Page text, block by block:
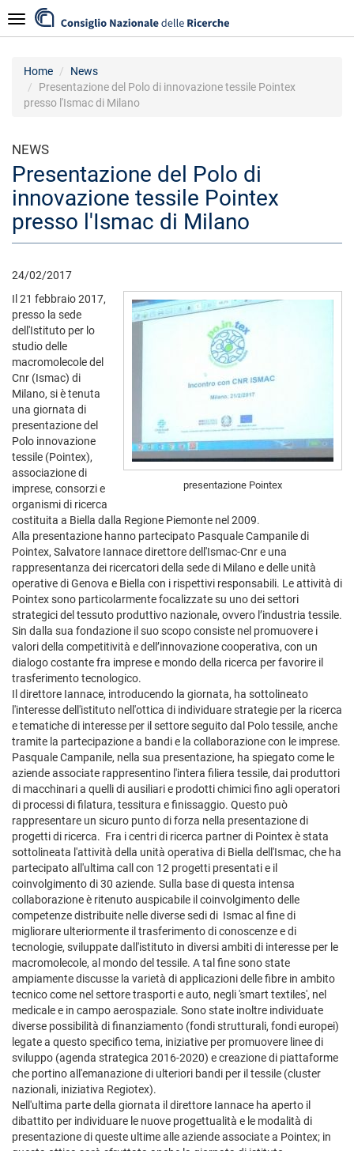
al
contenuto
Navigazione
Home
News
Presentazione del Polo di innovazione tessile Pointex
presso l'Ismac di Milano
NEWS
Presentazione del Polo di
innovazione tessile Pointex
presso l'Ismac di Milano
24/02/2017
presentazione Pointex
Il 21 febbraio 2017,
presso la sede
dell'Istituto per lo
studio delle
macromolecole del
Cnr (Ismac) di
Milano, si è tenuta
una giornata di
presentazione del
Polo innovazione
tessile (Pointex),
associazione di
imprese, consorzi e
organismi di ricerca
costituita a Biella dalla Regione Piemonte nel 2009.
Alla presentazione hanno partecipato Pasquale Campanile di
Pointex, Salvatore Iannace direttore dell'Ismac-Cnr e una
rappresentanza dei ricercatori della sede di Milano e delle unità
operative di Genova e Biella con i rispettivi responsabili. Le attività di
Pointex sono particolarmente focalizzate su uno dei settori
strategici del tessuto produttivo nazionale, ovvero l’industria tessile.
Sin dalla sua fondazione il suo scopo consiste nel promuovere i
valori della competitività e dell’innovazione cooperativa, con un
dialogo costante fra imprese e mondo della ricerca per favorire il
trasferimento tecnologico.
Il direttore Iannace, introducendo la giornata, ha sottolineato
l'interesse dell'istituto nell'ottica di individuare strategie per la ricerca
e tematiche di interesse per il settore seguito dal Polo tessile, anche
tramite la partecipazione a bandi e la collaborazione con le imprese.
Pasquale Campanile, nella sua presentazione, ha spiegato come le
aziende associate rappresentino l'intera filiera tessile, dai produttori
di macchinari a quelli di ausiliari e prodotti chimici fino agli operatori
di processi di filatura, tessitura e finissaggio. Questo può
rappresentare un sicuro punto di forza nella presentazione di
progetti di ricerca. Fra i centri di ricerca partner di Pointex è stata
sottolineata l'attività della unità operativa di Biella dell'Ismac, che ha
partecipato all'ultima call con 12 progetti presentati e il
coinvolgimento di 30 aziende. Sulla base di questa intensa
collaborazione è ritenuto auspicabile il coinvolgimento delle
competenze distribuite nelle diverse sedi di Ismac al fine di
migliorare ulteriormente il trasferimento di conoscenze e di
tecnologie, sviluppate dall'istituto in diversi ambiti di interesse per le
macromolecole, al mondo del tessile. A tal fine sono state
ampiamente discusse la varietà di applicazioni delle fibre in ambito
tecnico come nel settore trasporti e auto, negli 'smart textiles', nel
medicale e in campo aerospaziale. Sono state inoltre individuate
diverse possibilità di finanziamento (fondi strutturali, fondi europei)
legate a questo specifico tema, iniziative per promuovere linee di
sviluppo (agenda strategica 2016-2020) e creazione di piattaforme
che portino all'emanazione di ulteriori bandi per il tessile (cluster
nazionali, iniziativa Regiotex).
Nell'ultima parte della giornata il direttore Iannace ha aperto il
dibattito per individuare le nuove progettualità e le modalità di
presentazione di queste ultime alle aziende associate a Pointex; in